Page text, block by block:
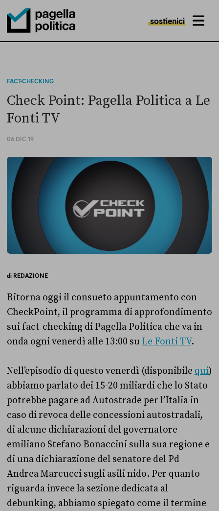
Pagella Politica Logo
sostienici MENU
FACT-CHECKING
Check Point: Pagella Politica a Le
Fonti TV
06 DIC 19
di REDAZIONE
Ritorna oggi il consueto appuntamento con
CheckPoint, il programma di approfondimento
sui fact-checking di Pagella Politica che va in
onda ogni venerdì alle 13:00 su Le Fonti TV.
Nell’episodio di questo venerdì (disponibile qui)
abbiamo parlato dei 15-20 miliardi che lo Stato
potrebbe pagare ad Autostrade per l’Italia in
caso di revoca delle concessioni autostradali,
di alcune dichiarazioni del governatore
emiliano Stefano Bonaccini sulla sua regione e
di una dichiarazione del senatore del Pd
Andrea Marcucci sugli asili nido. Per quanto
riguarda invece la sezione dedicata al
debunking, abbiamo spiegato come il termine